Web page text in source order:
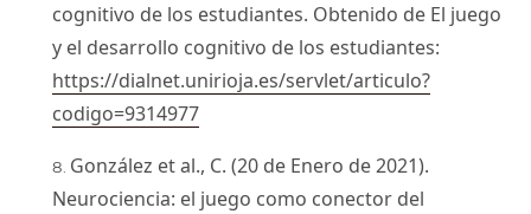
cognitivo de los estudiantes. Obtenido de El juego
y el desarrollo cognitivo de los estudiantes:
https://dialnet.unirioja.es/servlet/articulo?
codigo=9314977
González et al., C. (20 de Enero de 2021).
Neurociencia: el juego como conector del